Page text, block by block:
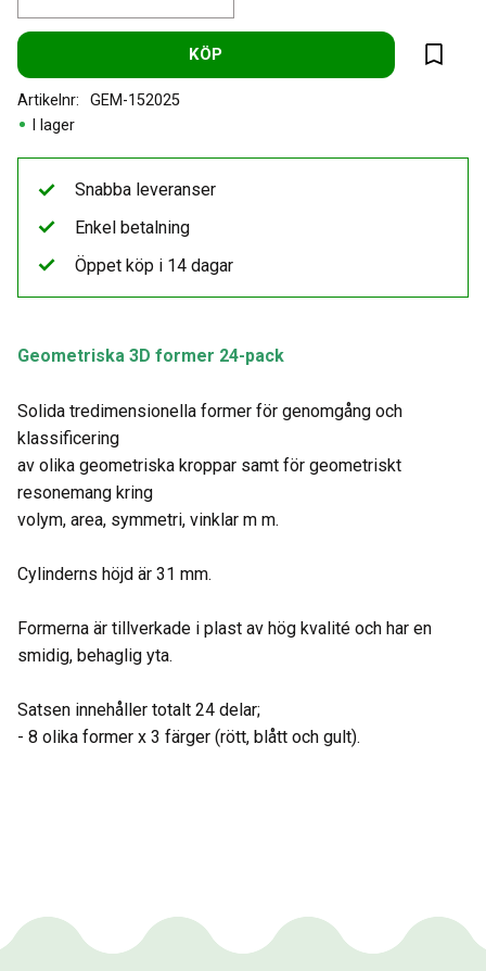
KÖP
Lägg
I lager
Artikelnr GEM-152025
Geometriska 3D former 24-pack
Solida tredimensionella former för genomgång och
klassificering
av olika geometriska kroppar samt för geometriskt
resonemang kring
volym, area, symmetri, vinklar m m.
Cylinderns höjd är 31 mm.
Formerna är tillverkade i plast av hög kvalité och har en
smidig, behaglig yta.
Satsen innehåller totalt 24 delar;
- 8 olika former x 3 färger (rött, blått och gult).
Snabba leveranser
Enkel betalning
Öppet köp i 14 dagar